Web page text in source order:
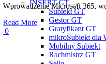
INSERT GT
Subiekt GT
Gestor GT
Gratyfikant GT
mikroSubiekt dla
Mobilny Subiekt
Rachmistrz GT
Wprowadzenie Microsoft 365,
Read More
0